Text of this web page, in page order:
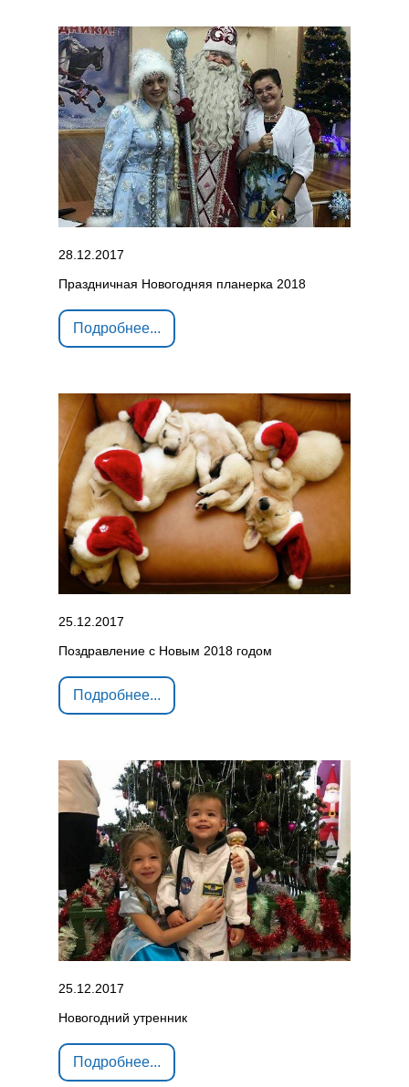
28.12.2017
Праздничная Новогодняя планерка 2018
Подробнее...
25.12.2017
Поздравление с Новым 2018 годом
Подробнее...
25.12.2017
Новогодний утренник
Подробнее...